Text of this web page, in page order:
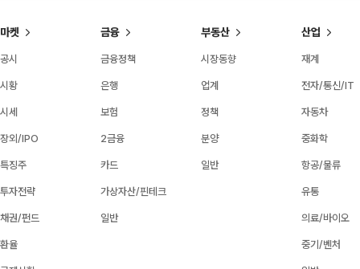
마켓
공시
시황
시세
장외/IPO
특징주
투자전략
채권/펀드
환율
금융
금융정책
은행
보험
2금융
카드
가상자산/핀테크
일반
부동산
시장동향
업계
정책
분양
일반
산업
재계
전자/통신/IT
자동차
중화학
항공/물류
유통
의료/바이오
중기/벤처